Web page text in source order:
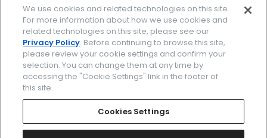
facebookinstagramtwitter
企業情報 ご利用規約
プライバシーポリシー Cookies Settings
Amazon PayはAmazon.com, Inc.またはその関連会社の商標です。
We use cookies and related technologies on this site.
For more information about how we use cookies and
related technologies on this site, please see our
Privacy Policy. Before continuing to browse this site,
please review your cookie settings and confirm your
selection. You can change them at any time by
accessing the "Cookie Settings" link in the footer of
this site.
Cookies Settings